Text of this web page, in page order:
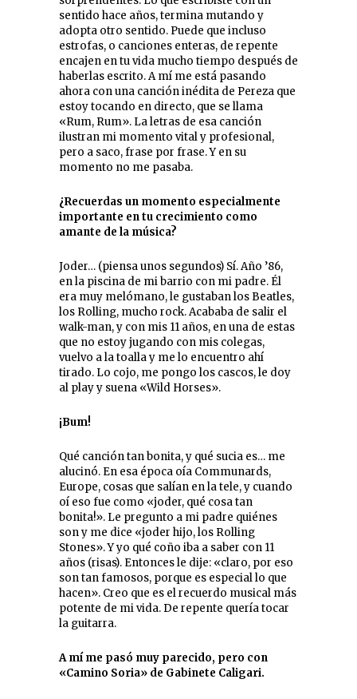
sentido hace años, termina mutando y
adopta otro sentido. Puede que incluso
estrofas, o canciones enteras, de repente
encajen en tu vida mucho tiempo después de
haberlas escrito. A mí me está pasando
ahora con una canción inédita de Pereza que
estoy tocando en directo, que se llama
«Rum, Rum». La letras de esa canción
ilustran mi momento vital y profesional,
pero a saco, frase por frase. Y en su
momento no me pasaba.
¿Recuerdas un momento especialmente
importante en tu crecimiento como
amante de la música?
Joder… (piensa unos segundos) Sí. Año ’86,
en la piscina de mi barrio con mi padre. Él
era muy melómano, le gustaban los Beatles,
los Rolling, mucho rock. Acababa de salir el
walk-man, y con mis 11 años, en una de estas
que no estoy jugando con mis colegas,
vuelvo a la toalla y me lo encuentro ahí
tirado. Lo cojo, me pongo los cascos, le doy
al play y suena «Wild Horses».
¡Bum!
Qué canción tan bonita, y qué sucia es… me
alucinó. En esa época oía Communards,
Europe, cosas que salían en la tele, y cuando
oí eso fue como «joder, qué cosa tan
bonita!». Le pregunto a mi padre quiénes
son y me dice «joder hijo, los Rolling
Stones». Y yo qué coño iba a saber con 11
años (risas). Entonces le dije: «claro, por eso
son tan famosos, porque es especial lo que
hacen». Creo que es el recuerdo musical más
potente de mi vida. De repente quería tocar
la guitarra.
A mí me pasó muy parecido, pero con
«Camino Soria» de Gabinete Caligari.